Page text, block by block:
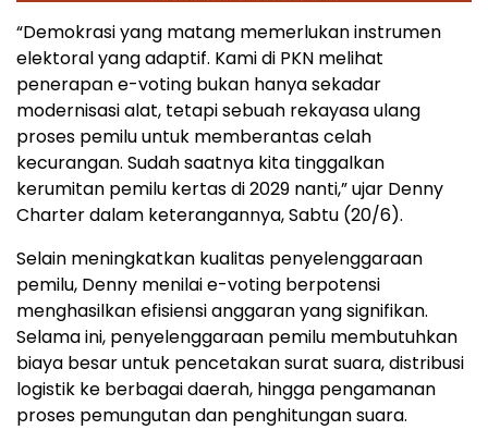
“Demokrasi yang matang memerlukan instrumen
elektoral yang adaptif. Kami di PKN melihat
penerapan e-voting bukan hanya sekadar
modernisasi alat, tetapi sebuah rekayasa ulang
proses pemilu untuk memberantas celah
kecurangan. Sudah saatnya kita tinggalkan
kerumitan pemilu kertas di 2029 nanti,” ujar Denny
Charter dalam keterangannya, Sabtu (20/6).
Selain meningkatkan kualitas penyelenggaraan
pemilu, Denny menilai e-voting berpotensi
menghasilkan efisiensi anggaran yang signifikan.
Selama ini, penyelenggaraan pemilu membutuhkan
biaya besar untuk pencetakan surat suara, distribusi
logistik ke berbagai daerah, hingga pengamanan
proses pemungutan dan penghitungan suara.